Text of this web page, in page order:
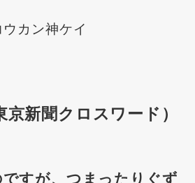
ウカン神ケイ
新聞クロスワード）
すが、つまったりぐず